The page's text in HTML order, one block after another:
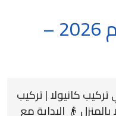
تركيب المحلول لعام 2026 –
كانيولا | تركيب
👴 البداية مع